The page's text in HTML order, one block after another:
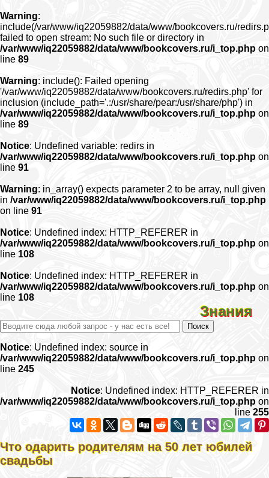
Warning:
include(/var/www/iq22059882/data/www/bookcovers.ru/
failed to open stream: No such file or directory in
/var/www/iq22059882/data/www/bookcovers.ru/i_top.php on
line 89
Warning: include(): Failed opening
'/var/www/iq22059882/data/www/bookcovers.ru/redirs.php' for
inclusion (include_path='.:/usr/share/pear:/usr/share/php') in
/var/www/iq22059882/data/www/bookcovers.ru/i_top.php on
line 89
Notice: Undefined variable: redirs in
/var/www/iq22059882/data/www/bookcovers.ru/i_top.php on
line 91
Warning: in_array() expects parameter 2 to be array, null given
in /var/www/iq22059882/data/www/bookcovers.ru/i_top.php
on line 91
Notice: Undefined index: HTTP_REFERER in
/var/www/iq22059882/data/www/bookcovers.ru/i_top.php on
line 108
Notice: Undefined index: HTTP_REFERER in
/var/www/iq22059882/data/www/bookcovers.ru/i_top.php on
line 108
Знания
Notice: Undefined index: source in
/var/www/iq22059882/data/www/bookcovers.ru/i_top.php on
line 245
Notice: Undefined index: HTTP_REFERER in
/var/www/iq22059882/data/www/bookcovers.ru/i_top.php on
line 255
Что одарить родителям на 50 лет юбилей
свадьбы